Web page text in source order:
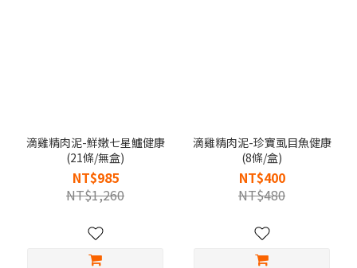
滴雞精肉泥-鮮嫩七星鱸健康
(21條/無盒)
NT$985
NT$1,260
滴雞精肉泥-珍寶虱目魚健康
(8條/盒)
NT$400
NT$480